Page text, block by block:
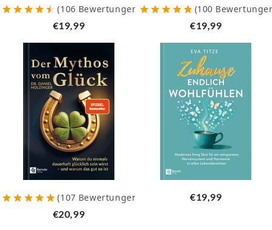
(106 Bewertungen )
€19,99
(100
€19,99
(107 Bewertungen
€20,99
€19,99